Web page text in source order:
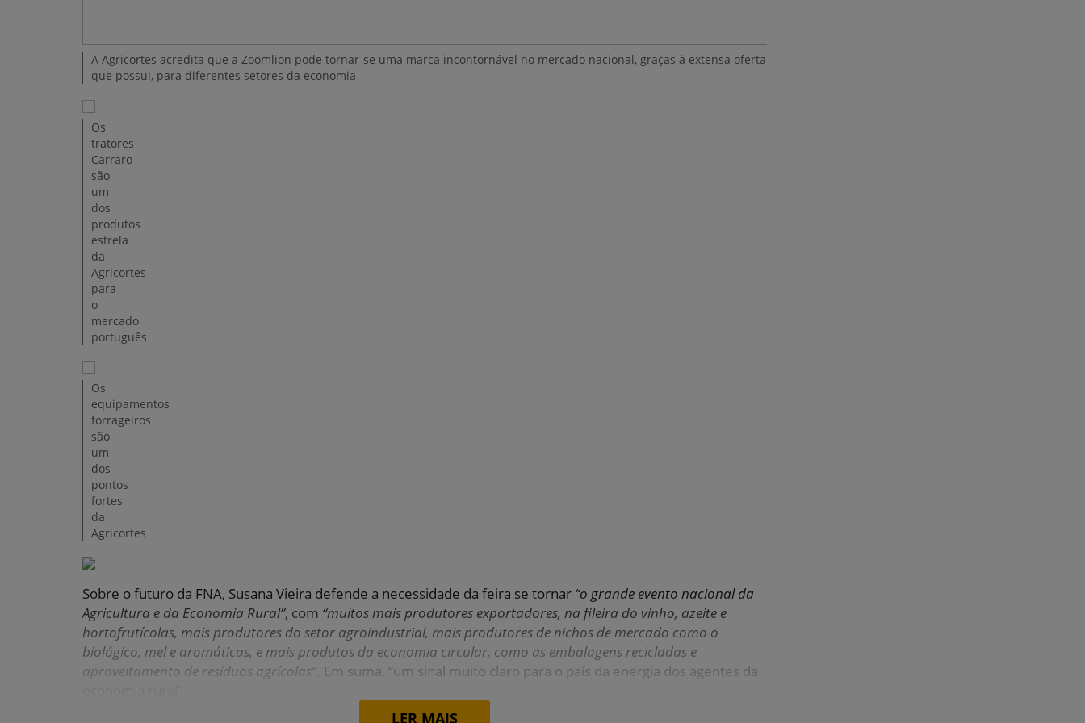
A Agricortes acredita que a Zoomlion pode tornar-se uma marca incontornável no mercado nacional, graças à extensa oferta
que possui, para diferentes setores da economia
Os
tratores
Carraro
são
um
dos
produtos
estrela
da
Agricortes
para
o
mercado
português
Os
equipamentos
forrageiros
são
um
dos
pontos
fortes
da
Agricortes
Sobre o futuro da FNA, Susana Vieira defende a necessidade da feira se tornar “o grande evento nacional da
Agricultura e da Economia Rural”, com “muitos mais produtores exportadores, na fileira do vinho, azeite e
hortofrutícolas, mais produtores do setor agroindustrial, mais produtores de nichos de mercado como o
biológico, mel e aromáticas, e mais produtos da economia circular, como as embalagens recicladas e
aproveitamento de resíduos agrícolas”. Em suma, “um sinal muito claro para o país da energia dos agentes da
LER MAIS